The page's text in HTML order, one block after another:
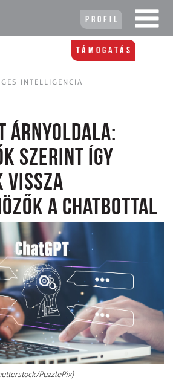
Profil
Támogatás
INTELLIGENCIA
árnyoldala:
szerint így
vissza
a chatbottal
PuzzlePix)